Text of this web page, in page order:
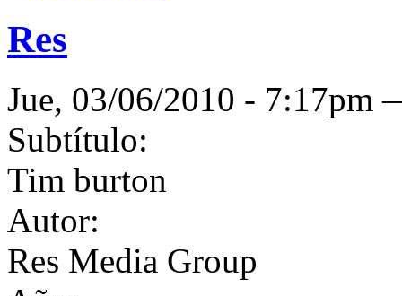
Res
Jue, 03/06/2010 -
Subtítulo:
Tim burton
Autor:
Res Media Group